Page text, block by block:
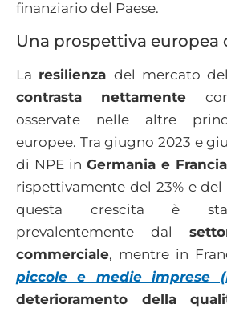
finanziario del Paese.
Una prospettiva europea
La resilienza del mercato
contrasta nettamente
osservate nelle altre
europee. Tra giugno 2023 e
di NPE in Germania e Francia
rispettivamente del 23% e del
questa crescita è
prevalentemente dal
commerciale, mentre in
piccole e medie imprese
deterioramento della